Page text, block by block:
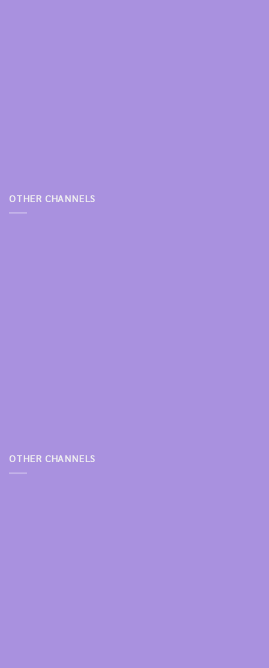
OTHER CHANNELS
OTHER CHANNELS